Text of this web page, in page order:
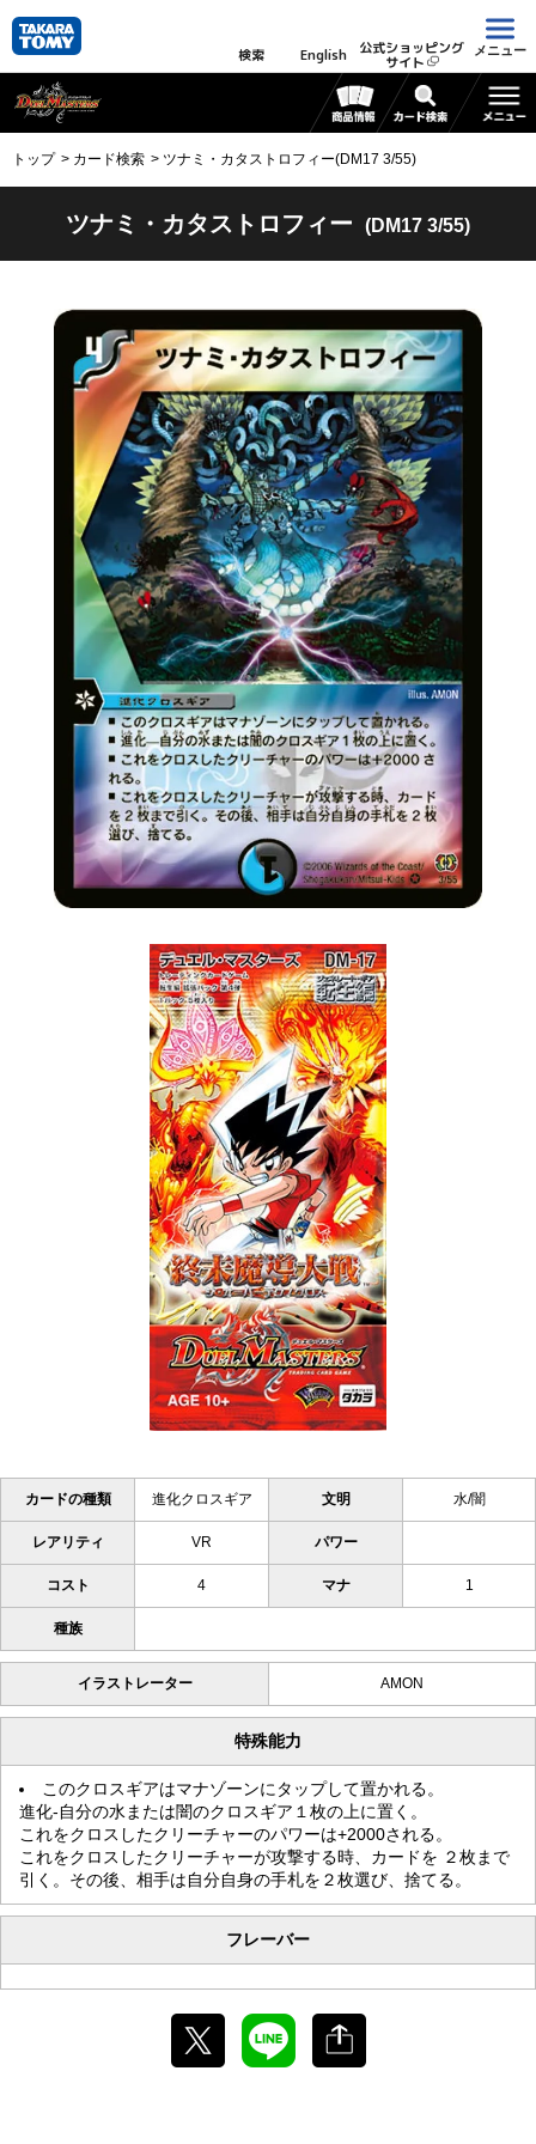
検索 English 公式ショッピング
サイト
メニュー
トップ カード検索 ツナミ・カタストロフィー(DM17 3/55)
ツナミ・カタストロフィー (DM17 3/55)
カードの種類 進化クロスギア 文明 水/闇
レアリティ VR パワー
コスト 4 マナ 1
種族
イラストレーター AMON
特殊能力
このクロスギアはマナゾーンにタップして置かれる。
進化-自分の水または闇のクロスギア１枚の上に置く。
これをクロスしたクリーチャーのパワーは+2000される。
これをクロスしたクリーチャーが攻撃する時、カードを ２枚まで
引く。その後、相手は自分自身の手札を２枚選び、捨てる。
フレーバー